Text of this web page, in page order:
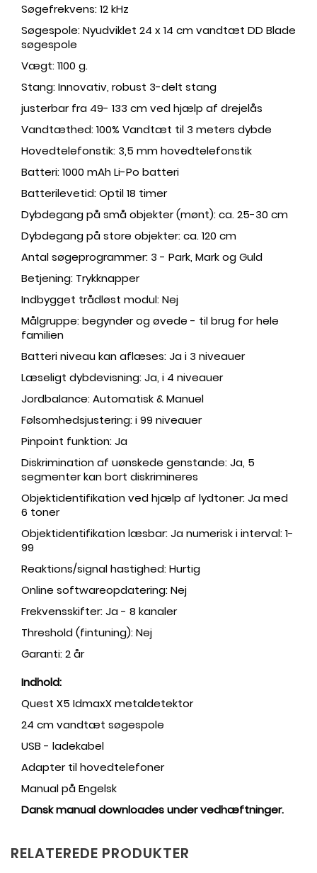
Søgefrekvens: 12 kHz
Søgespole: Nyudviklet 24 x 14 cm vandtæt DD Blade
søgespole
Vægt: 1100 g.
Stang: Innovativ, robust 3-delt stang
justerbar fra 49- 133 cm ved hjælp af drejelås
Vandtæthed: 100% Vandtæt til 3 meters dybde
Hovedtelefonstik: 3,5 mm hovedtelefonstik
Batteri: 1000 mAh Li-Po batteri
Batterilevetid: Optil 18 timer
Dybdegang på små objekter (mønt): ca. 25-30 cm
Dybdegang på store objekter: ca. 120 cm
Antal søgeprogrammer: 3 - Park, Mark og Guld
Betjening: Trykknapper
Indbygget trådløst modul: Nej
Målgruppe: begynder og øvede - til brug for hele
familien
Batteri niveau kan aflæses: Ja i 3 niveauer
Læseligt dybdevisning: Ja, i 4 niveauer
Jordbalance: Automatisk & Manuel
Følsomhedsjustering: i 99 niveauer
Pinpoint funktion: Ja
Diskrimination af uønskede genstande: Ja, 5
segmenter kan bort diskrimineres
Objektidentifikation ved hjælp af lydtoner: Ja med
6 toner
Objektidentifikation læsbar: Ja numerisk i interval: 1-
99
Reaktions/signal hastighed: Hurtig
Online softwareopdatering: Nej
Frekvensskifter: Ja - 8 kanaler
Threshold (fintuning): Nej
Garanti: 2 år
Indhold:
Quest X5 IdmaxX metaldetektor
24 cm vandtæt søgespole
USB - ladekabel
Adapter til hovedtelefoner
Manual på Engelsk
Dansk manual downloades under vedhæftninger.
RELATEREDE PRODUKTER